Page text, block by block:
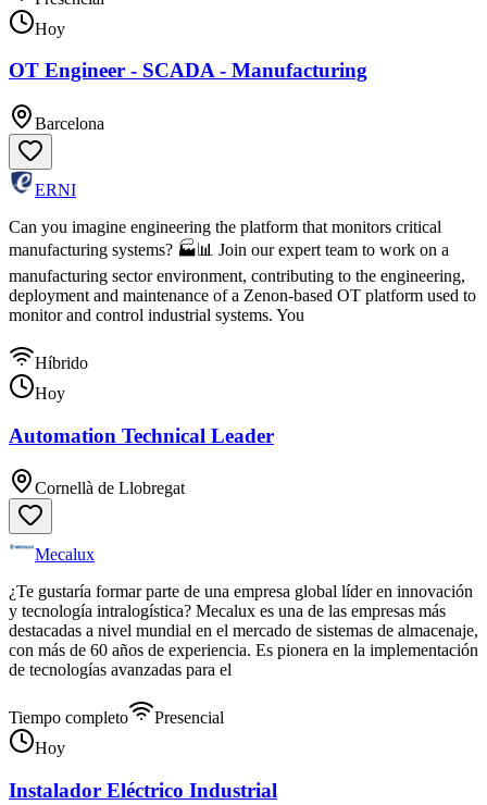
Hoy
OT Engineer - SCADA - Manufacturing
Barcelona
ERNI
Can you imagine engineering the platform that monitors critical
manufacturing systems? 🏭📊 Join our expert team to work on a
manufacturing sector environment, contributing to the engineering,
deployment and maintenance of a Zenon-based OT platform used to
monitor and control industrial systems. You
Híbrido
Hoy
Automation Technical Leader
Cornellà de Llobregat
Mecalux
¿Te gustaría formar parte de una empresa global líder en innovación
y tecnología intralogística? Mecalux es una de las empresas más
destacadas a nivel mundial en el mercado de sistemas de almacenaje,
con más de 60 años de experiencia. Es pionera en la implementación
de tecnologías avanzadas para el
Tiempo completo
Presencial
Hoy
Instalador Eléctrico Industrial